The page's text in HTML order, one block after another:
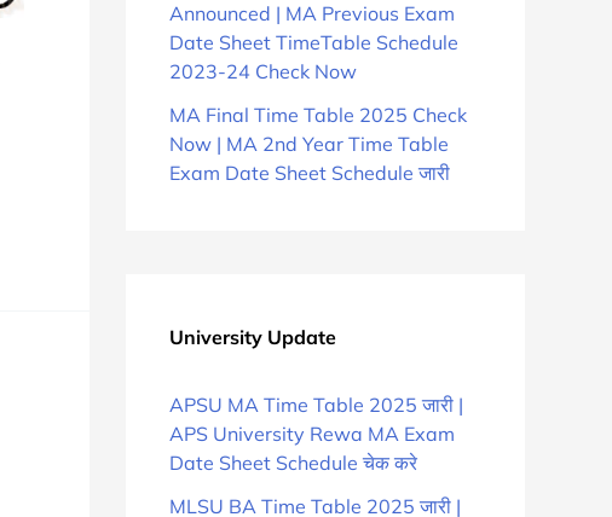
Announced | MA Previous Exam
Date Sheet TimeTable Schedule
2023-24 Check Now
MA Final Time Table 2025 Check
Now | MA 2nd Year Time Table
Exam Date Sheet Schedule जारी
University Update
APSU MA Time Table 2025 जारी |
APS University Rewa MA Exam
Date Sheet Schedule चेक करे
MLSU BA Time Table 2025 जारी |